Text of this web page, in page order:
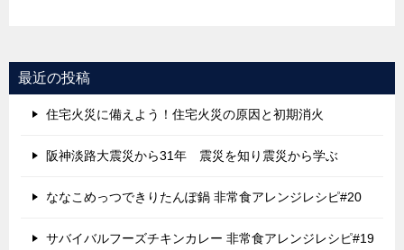
最近の投稿
住宅火災に備えよう！住宅火災の原因と初期消火
阪神淡路大震災から31年 震災を知り震災から学ぶ
ななこめっつできりたんぽ鍋 非常食アレンジレシピ#20
サバイバルフーズチキンカレー 非常食アレンジレシピ#19